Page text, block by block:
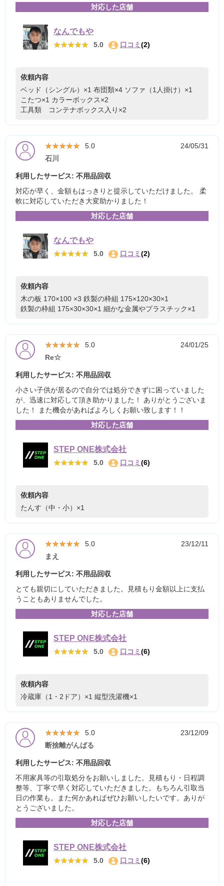
対応した店舗
なんでもや
★★★★★
★★★★★ 5.0 口コミ (2)
依頼内容
ベッド（シングル）×1 布団類×4 ソファ（1人掛け）×1
こたつ×1 カラーボックス×2
工具類 コンテナボックス入り×2
★★★★★
★★★★★ 5.0
24/05/31
石川
利用したサービス: 不用品回収
対応が早く、金額もはっきりと提示していただけました。 柔
軟に対応していただき大変助かりました！
対応した店舗
なんでもや
★★★★★
★★★★★ 5.0 口コミ (2)
依頼内容
木の板 170×100 ×3 鉄製の枠組 175×120×30×1
鉄製の枠組 175×30×30×1 細かな金属やプラスチック×1
★★★★★
★★★★★ 5.0
24/01/25
Re☆
利用したサービス: 不用品回収
小さい子供が居るので自分では処分できずに困っていました
が、迅速に対応して頂き助かりました！ ありがとうございま
した！ また機会があればよろしくお願い致します！！
対応した店舗
STEP ONE株式会社
★★★★★
★★★★★ 5.0 口コミ (6)
依頼内容
たんす（中・小）×1
★★★★★
★★★★★ 5.0
23/12/11
まえ
利用したサービス: 不用品回収
とても親切にしていただきました。見積もり金額以上に支払
うこともありませんでした。
対応した店舗
STEP ONE株式会社
★★★★★
★★★★★ 5.0 口コミ (6)
依頼内容
冷蔵庫（1・2ドア）×1 縦型洗濯機×1
★★★★★
★★★★★ 5.0
23/12/09
断捨離がんばる
利用したサービス: 不用品回収
不用家具等の引取処分をお願いしました。見積もり・日程調
整等、丁寧で早く対応していただきました。もちろん引取当
日の作業も。また何かあればぜひお願いしたいです。ありが
とうございました。
対応した店舗
STEP ONE株式会社
★★★★★
★★★★★ 5.0 口コミ (6)